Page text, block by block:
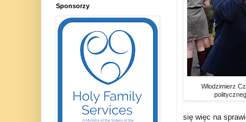
Włodzimierz
się więc na
Sponsorzy